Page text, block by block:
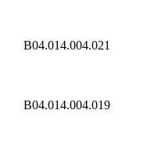
B04.014.004.021
B04.014.004.019